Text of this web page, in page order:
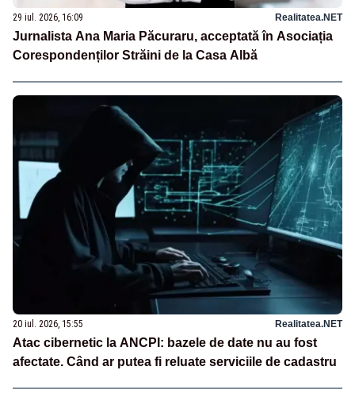
29 iul. 2026, 16:09 Realitatea.NET
Jurnalista Ana Maria Păcuraru, acceptată în Asociația
Corespondenților Străini de la Casa Albă
20 iul. 2026, 15:55 Realitatea.NET
Atac cibernetic la ANCPI: bazele de date nu au fost
afectate. Când ar putea fi reluate serviciile de cadastru